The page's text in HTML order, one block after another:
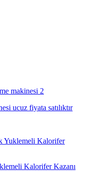
ucuz fiyata satılıktır
Kalorifer Kazanı